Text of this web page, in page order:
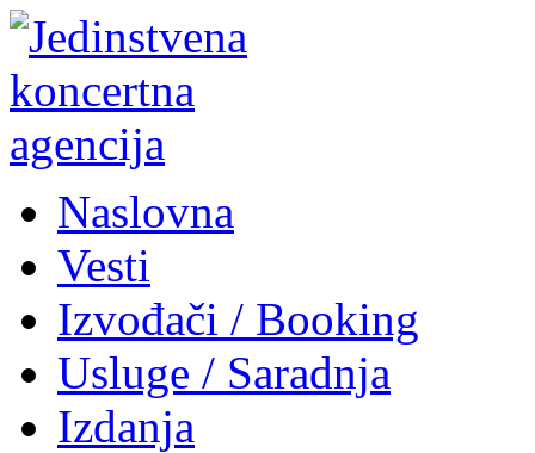
Naslovna
Vesti
Izvođači / Booking
Usluge / Saradnja
Izdanja